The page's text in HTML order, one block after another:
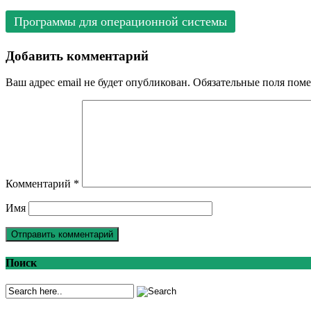
Программы для операционной системы
Добавить комментарий
Ваш адрес email не будет опубликован. Обязательные поля
Комментарий *
Имя
Поиск